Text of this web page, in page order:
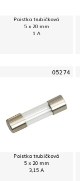
Poistka trubičková
5 x 20 mm
1 A
05274
Poistka trubičková
5 x 20 mm
3,15 A